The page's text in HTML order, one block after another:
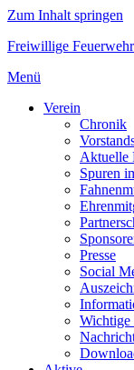
Zum Inhalt springen
Freiwillige
Menü
Verein
Chronik
Aktuelle
Spuren
Presse
Social